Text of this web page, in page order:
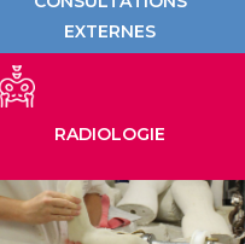
EXTERNES
RADIOLOGIE